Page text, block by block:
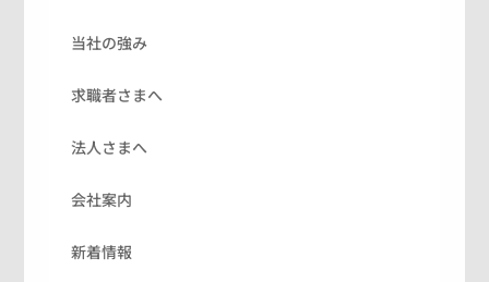
当社の強み
求職者さまへ
法人さまへ
会社案内
新着情報